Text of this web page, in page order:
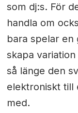
som dj:s. För
handla om
bara spelar en
skapa
så länge den
elektroniskt till
med.